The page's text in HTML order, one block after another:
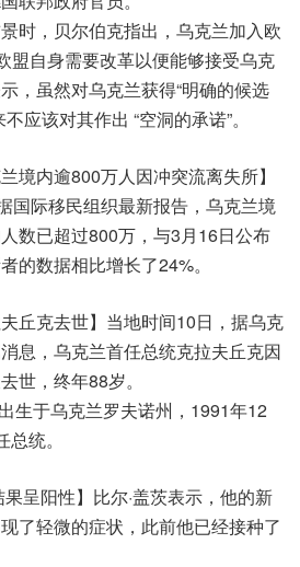
时，贝尔伯克指出，乌克兰加入欧
盟自身需要改革以便能够接受乌克
，虽然对乌克兰获得“明确的候选
应该对其作出 “空洞的承诺”。
境内逾800万人因冲突流离失所】
国际移民组织最新报告，乌克兰境
数已超过800万，与3月16日公布
的数据相比增长了24%。
丘克去世】当地时间10日，据乌克
息，乌克兰首任总统克拉夫丘克因
世，终年88岁。
生于乌克兰罗夫诺州，1991年12
统。
果呈阳性】比尔·盖茨表示，他的新
了轻微的症状，此前他已经接种了